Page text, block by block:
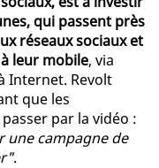
qui passent près
réseaux sociaux et
leur mobile, via
Internet. Revolt
que les
par la vidéo :
une campagne de
.